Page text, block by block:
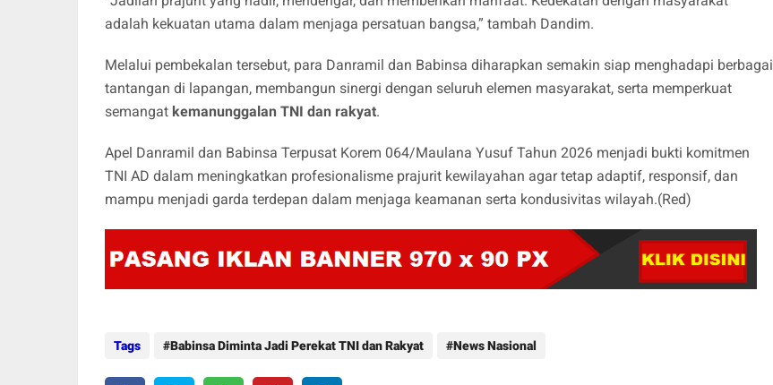
adalah kekuatan utama dalam menjaga persatuan bangsa,” tambah Dandim.
Melalui pembekalan tersebut, para Danramil dan Babinsa diharapkan semakin siap menghadapi berbagai
tantangan di lapangan, membangun sinergi dengan seluruh elemen masyarakat, serta memperkuat
semangat kemanunggalan TNI dan rakyat.
Apel Danramil dan Babinsa Terpusat Korem 064/Maulana Yusuf Tahun 2026 menjadi bukti komitmen
TNI AD dalam meningkatkan profesionalisme prajurit kewilayahan agar tetap adaptif, responsif, dan
mampu menjadi garda terdepan dalam menjaga keamanan serta kondusivitas wilayah.(Red)
Tags Babinsa Diminta Jadi Perekat TNI dan Rakyat News Nasional